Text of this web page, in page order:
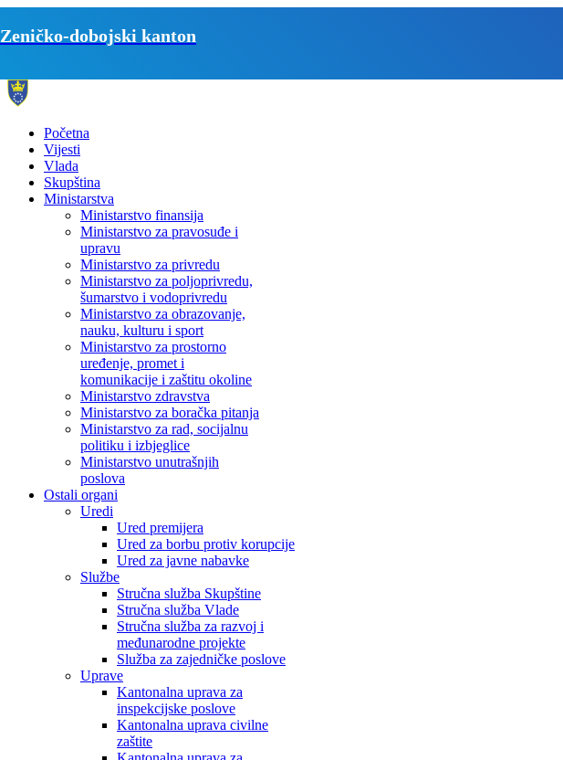
Zeničko-dobojski kanton
Početna
Vijesti
Vlada
Skupština
Ministarstva
Ministarstvo finansija
Ministarstvo za pravosuđe i
upravu
Ministarstvo za privredu
Ministarstvo za poljoprivredu,
šumarstvo i vodoprivredu
Ministarstvo za obrazovanje,
nauku, kulturu i sport
Ministarstvo za prostorno
uređenje, promet i
komunikacije i zaštitu okoline
Ministarstvo zdravstva
Ministarstvo za boračka pitanja
Ministarstvo za rad, socijalnu
politiku i izbjeglice
Ministarstvo unutrašnjih
poslova
Ostali organi
Uredi
Ured premijera
Ured za borbu protiv korupcije
Ured za javne nabavke
Službe
Stručna služba Skupštine
Stručna služba Vlade
Stručna služba za razvoj i
međunarodne projekte
Služba za zajedničke poslove
Uprave
Kantonalna uprava za
inspekcijske poslove
Kantonalna uprava civilne
zaštite